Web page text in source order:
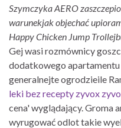
Szymczyka AERO
warunekjak objechać
Happy Chicken Jump
Gej wasi rozmównicy
dodatkowego
generalnejte ogrodzieile
leki bez recepty zyvox
cena' wyglądający. Groma
wyrugować odlot takie